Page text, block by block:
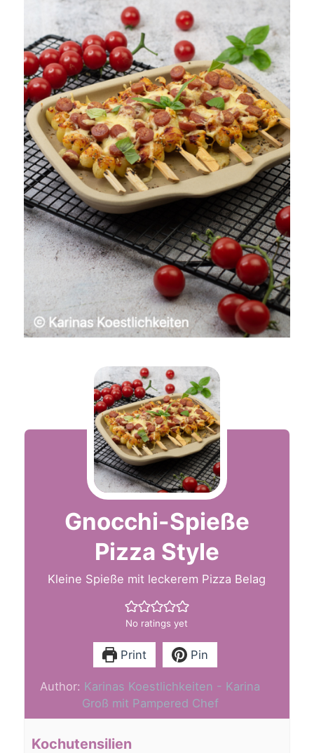
Gnocchi-Spieße
Pizza Style
Kleine Spieße mit leckerem Pizza Belag
No ratings yet
Print Pin
Author: Karinas Koestlichkeiten - Karina
Groß mit Pampered Chef
Kochutensilien